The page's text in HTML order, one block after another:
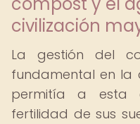
civilización
La gestión del
fundamental en la
permitía a esta
fertilidad de sus